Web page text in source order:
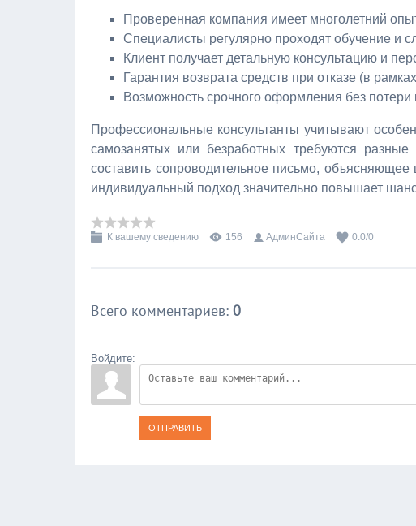
Проверенная компания имеет многолетний
Специалисты регулярно проходят обучение и
Клиент получает детальную консультацию и
Гарантия возврата средств при отказе (в
Возможность срочного оформления без потери
Профессиональные консультанты учитывают
самозанятых или безработных требуются
составить сопроводительное письмо, объясняющее
индивидуальный подход значительно повышает
К вашему сведению 156 АдминСайта 0.0/0
Всего комментариев: 0
Войдите:
ОТПРАВИТЬ